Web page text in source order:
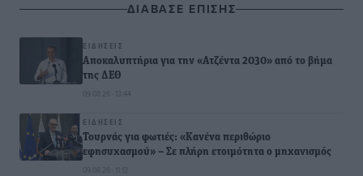
ΔΙΑΒΑΣΕ ΕΠΙΣΗΣ
ΕΙΔΉΣΕΙΣ
Αποκαλυπτήρια για την «Ατζέντα 2030» από το βήμα
της ΔΕΘ
09.08.26 · 13:44
ΕΙΔΉΣΕΙΣ
Τουρνάς για φωτιές: «Κανένα περιθώριο
εφησυχασμού» – Σε πλήρη ετοιμότητα ο μηχανισμός
09.08.26 · 11:12